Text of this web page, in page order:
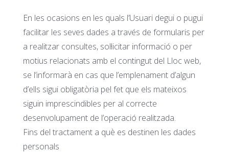
En les ocasions en les quals l’Usuari degui o pugui
facilitar les seves dades a través de formularis per
a realitzar consultes, sol·licitar informació o per
motius relacionats amb el contingut del Lloc web,
se l’informarà en cas que l’emplenament d’algun
d’ells sigui obligatòria pel fet que els mateixos
siguin imprescindibles per al correcte
desenvolupament de l’operació realitzada.
Fins del tractament a què es destinen les dades
personals